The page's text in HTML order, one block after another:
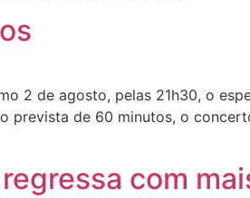
2 de agosto, pelas 21h30, o
prevista de 60 minutos, o
com